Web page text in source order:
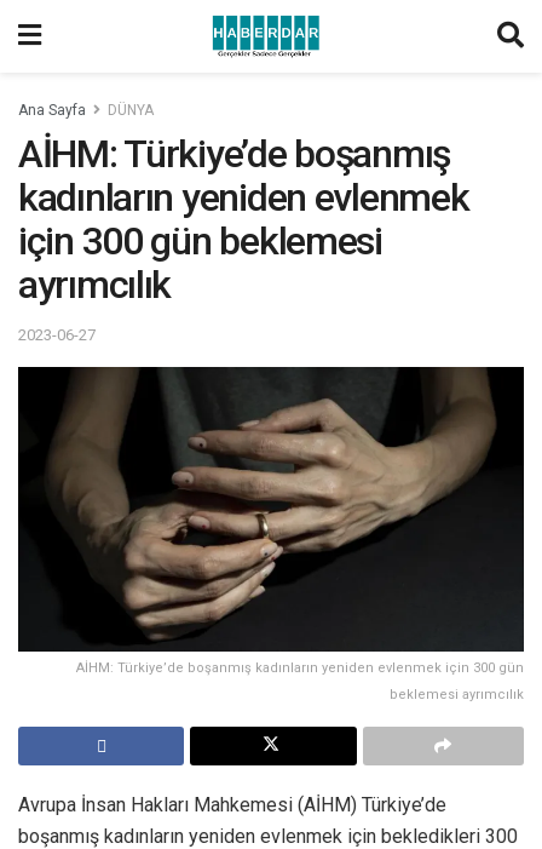
Ana Sayfa DÜNYA
AİHM: Türkiye’de boşanmış
kadınların yeniden evlenmek
için 300 gün beklemesi
ayrımcılık
2023-06-27
AİHM: Türkiye’de boşanmış kadınların yeniden evlenmek için 300 gün
beklemesi ayrımcılık
Avrupa İnsan Hakları Mahkemesi (AİHM) Türkiye’de
boşanmış kadınların yeniden evlenmek için bekledikleri 300